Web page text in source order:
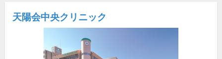
天陽会中央クリニック